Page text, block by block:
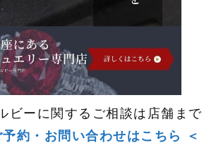
ビーに関するご相談は店舗まで
約・お問い合わせはこちら ＜